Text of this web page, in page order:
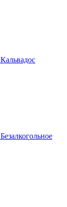
Кальвадос
Безалкогольное